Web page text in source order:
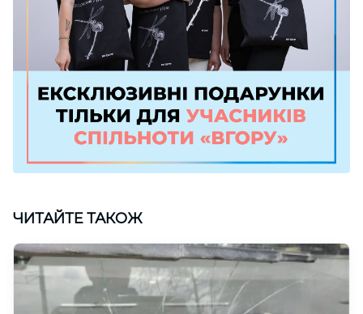
ЧИТАЙТЕ ТАКОЖ